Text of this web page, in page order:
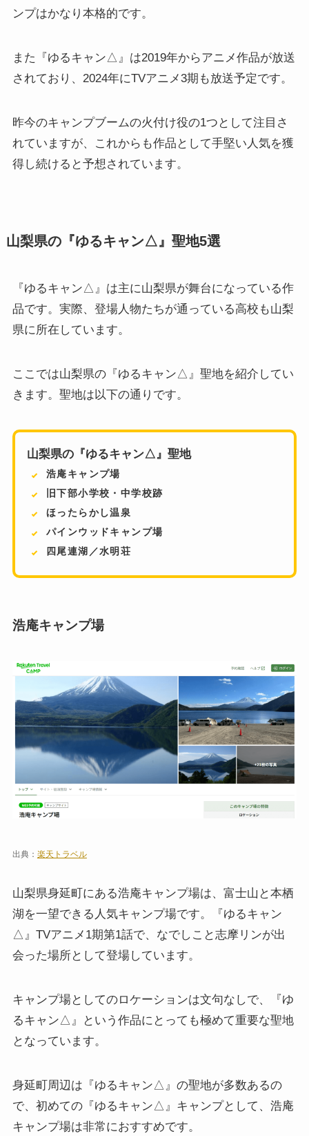
ンプはかなり本格的です。
また『ゆるキャン△』は2019年からアニメ作品が放送
されており、2024年にTVアニメ3期も放送予定です。
昨今のキャンプブームの火付け役の1つとして注目さ
れていますが、これからも作品として手堅い人気を獲
得し続けると予想されています。
山梨県の『ゆるキャン△』聖地5選
『ゆるキャン△』は主に山梨県が舞台になっている作
品です。実際、登場人物たちが通っている高校も山梨
県に所在しています。
ここでは山梨県の『ゆるキャン△』聖地を紹介してい
きます。聖地は以下の通りです。
山梨県の『ゆるキャン△』聖地
浩庵キャンプ場
旧下部小学校・中学校跡
ほったらかし温泉
パインウッドキャンプ場
四尾連湖／水明荘
浩庵キャンプ場
出典： 楽天トラベル
山梨県身延町にある浩庵キャンプ場は、富士山と本栖
湖を一望できる人気キャンプ場です。『ゆるキャン
△』TVアニメ1期第1話で、なでしこと志摩リンが出
会った場所として登場しています。
キャンプ場としてのロケーションは文句なしで、『ゆ
るキャン△』という作品にとっても極めて重要な聖地
となっています。
身延町周辺は『ゆるキャン△』の聖地が多数あるの
で、初めての『ゆるキャン△』キャンプとして、浩庵
キャンプ場は非常におすすめです。